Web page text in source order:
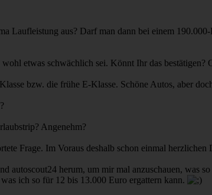
Laufleistung aus? Darf man dann bei einem
etwas schwächlich sei. Könnt Ihr das bestätigen?
bzw. die frühe E-Klasse. Schöne Autos, aber
Angenehm?
Frage. Im Voraus deshalb schon einmal herzlichen
herum, um mir mal anzuschauen, was
ich so für 12 bis 13.000 Euro ergattern kann.